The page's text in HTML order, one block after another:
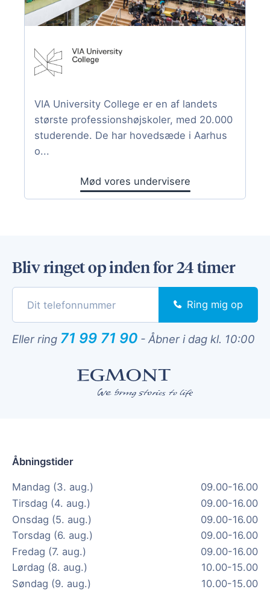
VIA University College er en af landets
største professionshøjskoler, med 20.000
studerende. De har hovedsæde i Aarhus
o...
Mød vores undervisere
Bliv ringet op inden for 24 timer
Ring mig op
Eller ring 71 99 71 90 - Åbner i dag kl. 10:00
Åbningstider
Mandag (3. aug.)
09.00-16.00
Tirsdag (4. aug.)
09.00-16.00
Onsdag (5. aug.)
09.00-16.00
Torsdag (6. aug.)
09.00-16.00
Fredag (7. aug.)
09.00-16.00
Lørdag (8. aug.)
10.00-15.00
Søndag (9. aug.)
10.00-15.00